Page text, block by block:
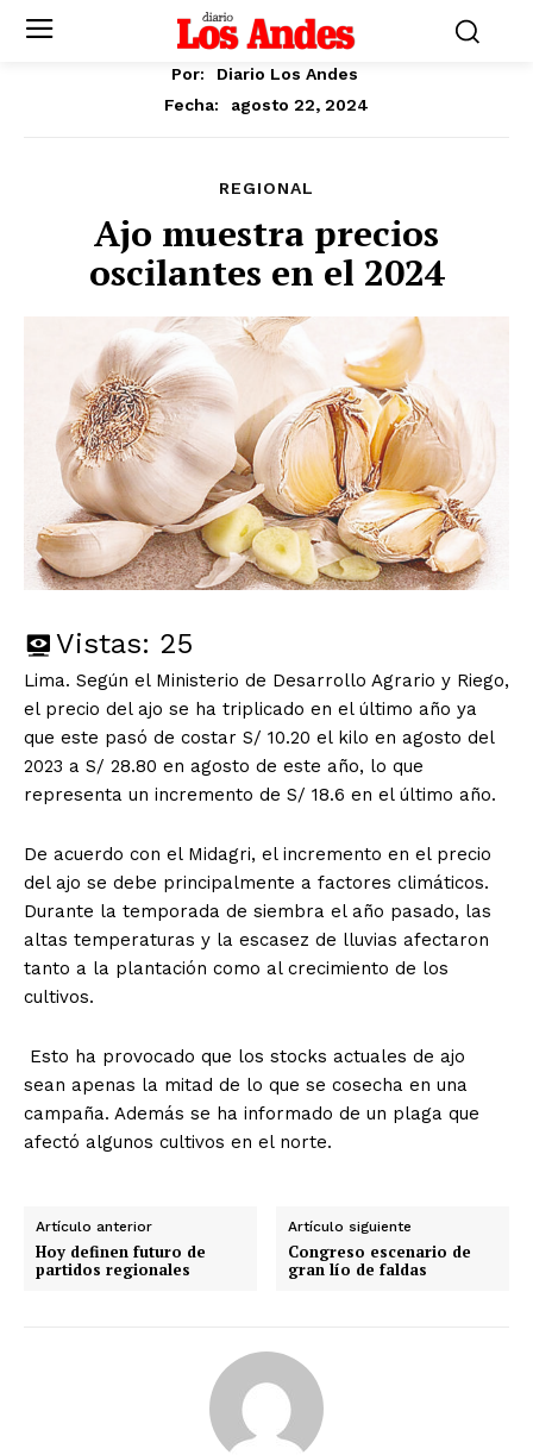
Por:
Diario Los Andes
Fecha:
agosto 22, 2024
REGIONAL
Ajo muestra precios
oscilantes en el 2024
Vistas: 25
Lima. Según el Ministerio de Desarrollo Agrario y Riego,
el precio del ajo se ha triplicado en el último año ya
que este pasó de costar S/ 10.20 el kilo en agosto del
2023 a S/ 28.80 en agosto de este año, lo que
representa un incremento de S/ 18.6 en el último año.
De acuerdo con el Midagri, el incremento en el precio
del ajo se debe principalmente a factores climáticos.
Durante la temporada de siembra el año pasado, las
altas temperaturas y la escasez de lluvias afectaron
tanto a la plantación como al crecimiento de los
cultivos.
Esto ha provocado que los stocks actuales de ajo
sean apenas la mitad de lo que se cosecha en una
campaña. Además se ha informado de un plaga que
afectó algunos cultivos en el norte.
Artículo anterior
Hoy definen futuro de
partidos regionales
Artículo siguiente
Congreso escenario de
gran lío de faldas